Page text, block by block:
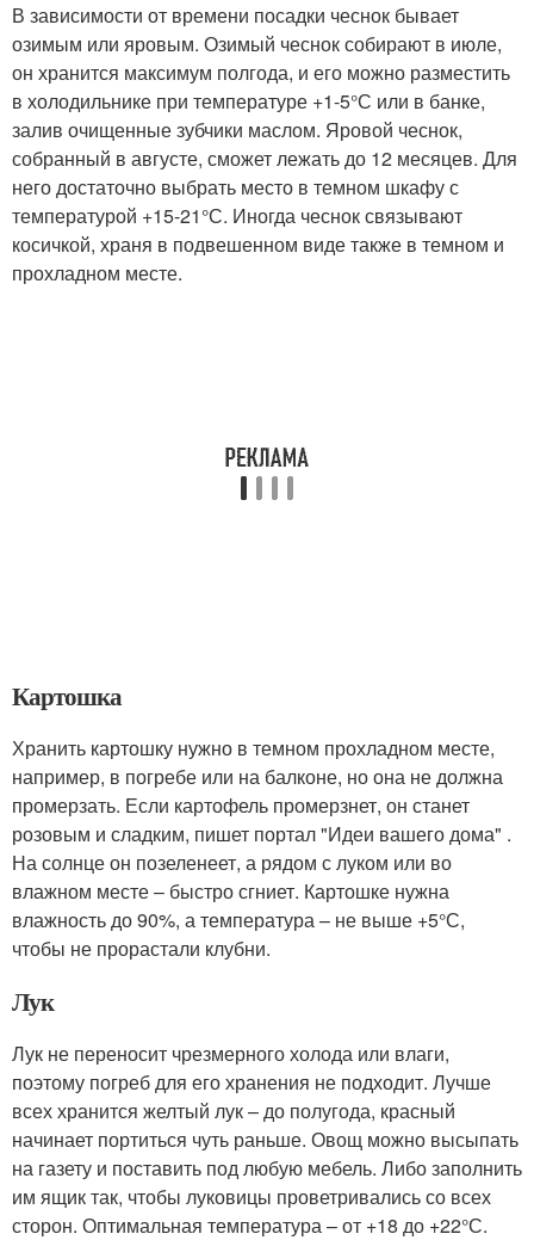
В зависимости от времени посадки чеснок бывает
озимым или яровым. Озимый чеснок собирают в июле,
он хранится максимум полгода, и его можно разместить
в холодильнике при температуре +1-5°С или в банке,
залив очищенные зубчики маслом. Яровой чеснок,
собранный в августе, сможет лежать до 12 месяцев. Для
него достаточно выбрать место в темном шкафу с
температурой +15-21°С. Иногда чеснок связывают
косичкой, храня в подвешенном виде также в темном и
прохладном месте.
Картошка
Хранить картошку нужно в темном прохладном месте,
например, в погребе или на балконе, но она не должна
промерзать. Если картофель промерзнет, он станет
розовым и сладким, пишет портал "Идеи вашего дома" .
На солнце он позеленеет, а рядом с луком или во
влажном месте – быстро сгниет. Картошке нужна
влажность до 90%, а температура – не выше +5°С,
чтобы не прорастали клубни.
Лук
Лук не переносит чрезмерного холода или влаги,
поэтому погреб для его хранения не подходит. Лучше
всех хранится желтый лук – до полугода, красный
начинает портиться чуть раньше. Овощ можно высыпать
на газету и поставить под любую мебель. Либо заполнить
им ящик так, чтобы луковицы проветривались со всех
сторон. Оптимальная температура – от +18 до +22°С.